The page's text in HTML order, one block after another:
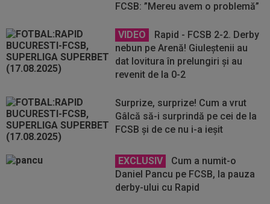
FCSB: ”Mereu avem o problemă”
VIDEO
Rapid - FCSB 2-2. Derby
nebun pe Arenă! Giuleștenii au
dat lovitura în prelungiri și au
revenit de la 0-2
Surprize, surprize! Cum a vrut
Gâlcă să-i surprindă pe cei de la
FCSB și de ce nu i-a ieșit
EXCLUSIV
Cum a numit-o
Daniel Pancu pe FCSB, la pauza
derby-ului cu Rapid